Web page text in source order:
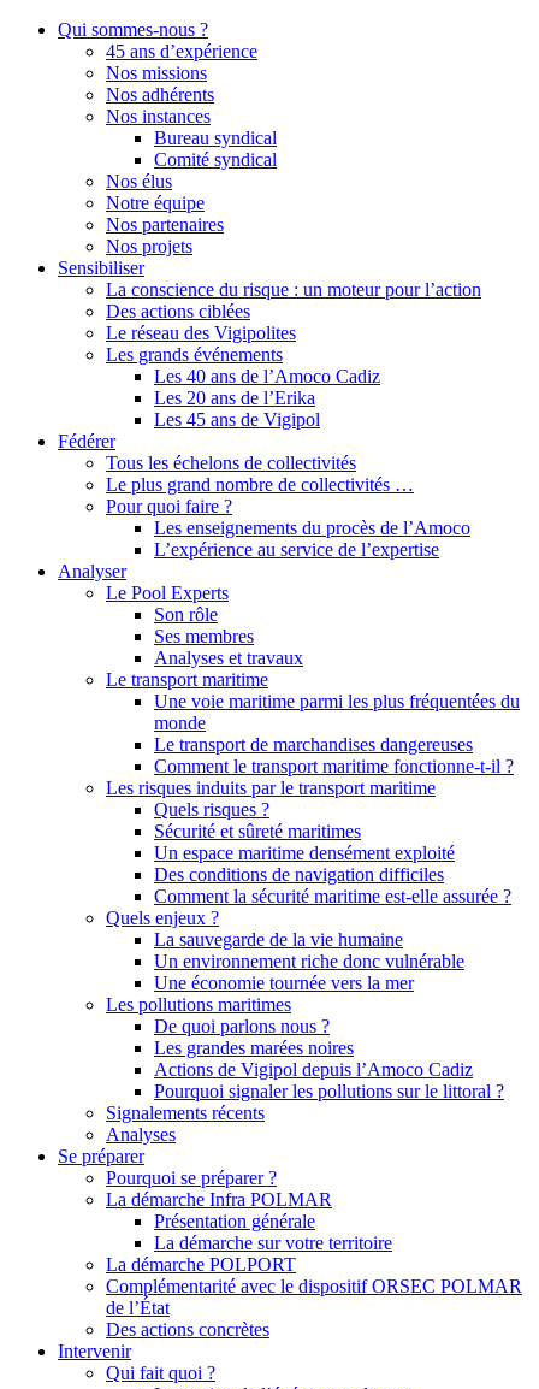
Qui sommes-nous ?
45 ans d’expérience
Nos missions
Nos adhérents
Nos instances
Bureau syndical
Comité syndical
Nos élus
Notre équipe
Nos partenaires
Nos projets
Sensibiliser
La conscience du risque : un moteur pour l’action
Des actions ciblées
Le réseau des Vigipolites
Les grands événements
Les 40 ans de l’Amoco Cadiz
Les 20 ans de l’Erika
Les 45 ans de Vigipol
Fédérer
Tous les échelons de collectivités
Le plus grand nombre de collectivités …
Pour quoi faire ?
Les enseignements du procès de l’Amoco
L’expérience au service de l’expertise
Analyser
Le Pool Experts
Son rôle
Ses membres
Analyses et travaux
Le transport maritime
Une voie maritime parmi les plus fréquentées du
monde
Le transport de marchandises dangereuses
Comment le transport maritime fonctionne-t-il ?
Les risques induits par le transport maritime
Quels risques ?
Sécurité et sûreté maritimes
Un espace maritime densément exploité
Des conditions de navigation difficiles
Comment la sécurité maritime est-elle assurée ?
Quels enjeux ?
La sauvegarde de la vie humaine
Un environnement riche donc vulnérable
Une économie tournée vers la mer
Les pollutions maritimes
De quoi parlons nous ?
Les grandes marées noires
Actions de Vigipol depuis l’Amoco Cadiz
Pourquoi signaler les pollutions sur le littoral ?
Signalements récents
Analyses
Se préparer
Pourquoi se préparer ?
La démarche Infra POLMAR
Présentation générale
La démarche sur votre territoire
La démarche POLPORT
Complémentarité avec le dispositif ORSEC POLMAR
de l’État
Des actions concrètes
Intervenir
Qui fait quoi ?